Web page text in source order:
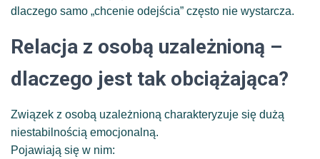
dlaczego samo „chcenie odejścia” często nie wystarcza.
Relacja z osobą uzależnioną –
dlaczego jest tak obciążająca?
Związek z osobą uzależnioną charakteryzuje się dużą
niestabilnością emocjonalną.
Pojawiają się w nim: